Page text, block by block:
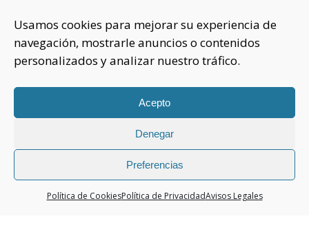
Usamos cookies para mejorar su experiencia de
navegación, mostrarle anuncios o contenidos
personalizados y analizar nuestro tráfico.
Acepto
Denegar
Preferencias
Política de CookiesPolítica de PrivacidadAvisos Legales
Sobre nosotros
Aviso Legal
Política de Privacidad
Política Cookies
CONTACTAR
925 508 922
dhelia@dhelia.es